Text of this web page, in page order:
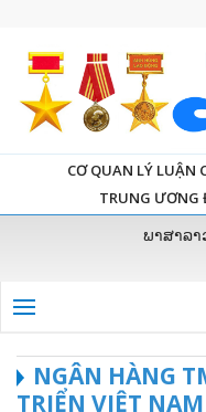
CƠ QUAN LÝ LUẬN
TRUNG ƯƠNG
ພາສາລາ
NGÂN HÀNG
TRIỂN VIỆT NAM